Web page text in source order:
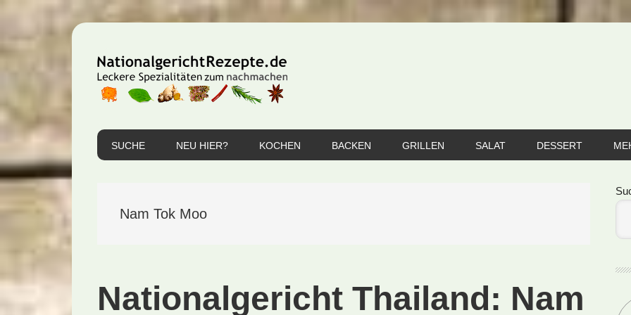
Hauptnavigation
springen
springen
Seitenspalte
springen
SUCHE NEU HIER? KOCHEN BACKEN GRILLEN SALAT DESSERT
Nam Tok Moo
Nationalgericht Thailand: Nam